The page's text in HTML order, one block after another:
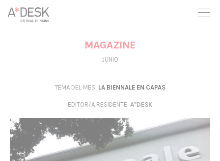
crees también en A*DESK seguimos necesitándote para poder
seguir adelante. Ahora puedes participar del proyecto y
apoyarlo.
MAGAZINE
JUNIO
TEMA DEL MES: LA BIENNALE EN CAPAS
EDITOR/A RESIDENTE: A*DESK